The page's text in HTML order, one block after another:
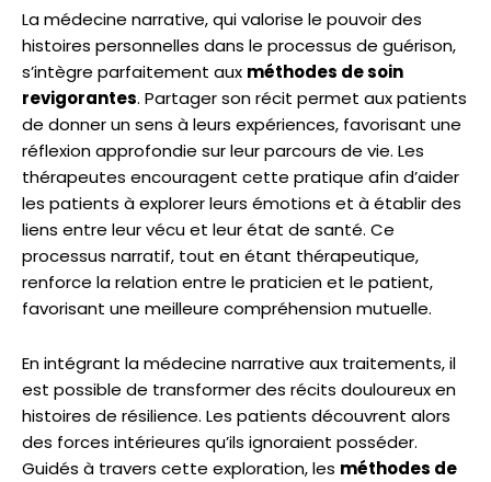
La médecine narrative, qui valorise le pouvoir des
histoires personnelles dans le processus de guérison,
s’intègre parfaitement aux méthodes de soin
revigorantes. Partager son récit permet aux patients
de donner un sens à leurs expériences, favorisant une
réflexion approfondie sur leur parcours de vie. Les
thérapeutes encouragent cette pratique afin d’aider
les patients à explorer leurs émotions et à établir des
liens entre leur vécu et leur état de santé. Ce
processus narratif, tout en étant thérapeutique,
renforce la relation entre le praticien et le patient,
favorisant une meilleure compréhension mutuelle.
En intégrant la médecine narrative aux traitements, il
est possible de transformer des récits douloureux en
histoires de résilience. Les patients découvrent alors
des forces intérieures qu’ils ignoraient posséder.
Guidés à travers cette exploration, les méthodes de